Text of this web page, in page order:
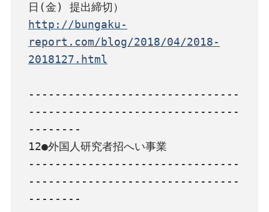
http://bungaku-
report.com/blog/2018/04/2018-
2018127.html
--------------------------------
--------------------------------
--------
12●外国人研究者招へい事業
--------------------------------
--------------------------------
--------